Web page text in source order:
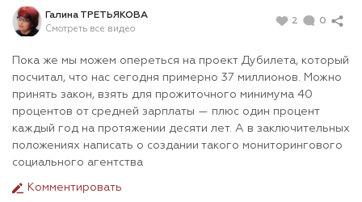
Галина ТРЕТЬЯКОВА
Смотреть все видео
2 0
Пока же мы можем опереться на проект Дубилета, который
посчитал, что нас сегодня примерно 37 миллионов. Можно
принять закон, взять для прожиточного минимума 40
процентов от средней зарплаты — плюс один процент
каждый год на протяжении десяти лет. А в заключительных
положениях написать о создании такого мониторингового
социального агентства
Комментировать